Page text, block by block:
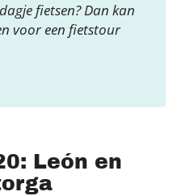
fietsen? Dan kan
voor een fietstour
León en